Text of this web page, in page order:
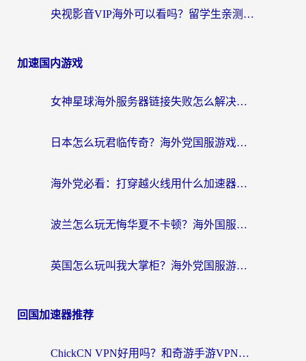
央视影音VIP海外可以看吗？留学生亲测有效的回国加速器选择指南
加速国内游戏
女神星球海外服务器链接失败怎么解决？海外党国服游戏加速避坑指南
日本怎么玩君临传奇？海外党国服游戏加速避坑指南（附菲律宾欧洲玩家实测）
海外党必看：打穿越火线用什么加速器？解决延迟卡顿，还能玩奇妙拼图世界和第五人格
波兰怎么玩无悔华夏不卡顿？海外国服游戏加速器终极指南（附征途2萤火突击解决方案）
英国怎么玩叫我大掌柜？海外党国服游戏加速避坑指南（附实测推荐）
回国加速器推荐
ChickCN VPN好用吗？和奇游手游VPN对比哪个回国效果更好？海外党亲测实用指南